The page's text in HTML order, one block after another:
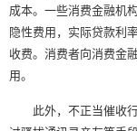
成本。一些消费金融机
隐性费用，实际贷款利
收费。消费者向消费金
用。
此外，不正当催收行